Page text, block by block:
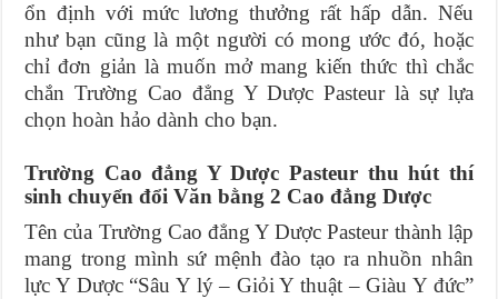
ổn định với mức lương thưởng rất hấp dẫn. Nếu
như bạn cũng là một người có mong ước đó, hoặc
chỉ đơn giản là muốn mở mang kiến thức thì chắc
chắn Trường Cao đẳng Y Dược Pasteur là sự lựa
chọn hoàn hảo dành cho bạn.
Trường Cao đẳng Y Dược Pasteur thu hút thí
sinh chuyển đổi Văn bằng 2 Cao đẳng Dược
Tên của Trường Cao đẳng Y Dược Pasteur thành lập
mang trong mình sứ mệnh đào tạo ra nhuồn nhân
lực Y Dược “Sâu Y lý – Giỏi Y thuật – Giàu Y đức”